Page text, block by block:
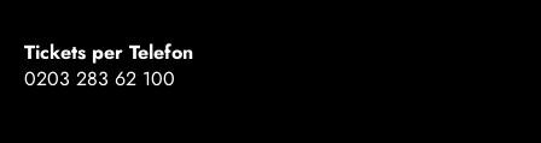
Tickets per Telefon
0203 283 62 100